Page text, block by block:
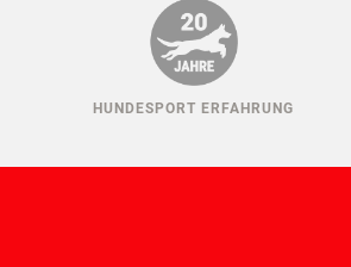
PETSAFE DRINKWELL TRINKBRUNNEN